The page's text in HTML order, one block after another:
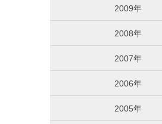
2009年
2008年
2007年
2006年
2005年